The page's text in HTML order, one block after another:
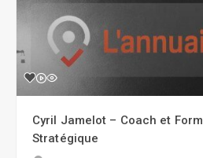
Cyril Jamelot – Coach et
Stratégique